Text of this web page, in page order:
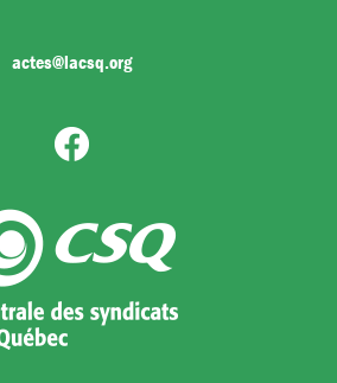
actes@lacsq.org